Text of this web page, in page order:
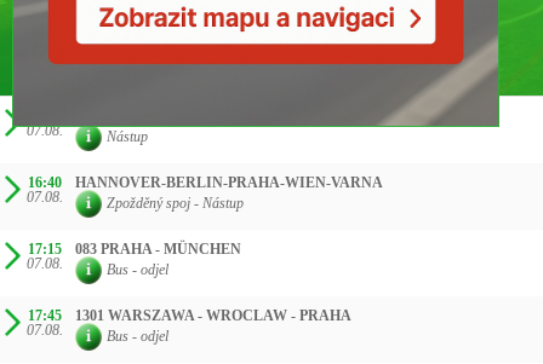
07.08.
Nástup
16:40
07.08.
HANNOVER-BERLIN-PRAHA-WIEN-VARNA
Zpožděný spoj - Nástup
17:15
07.08.
083 PRAHA - MÜNCHEN
Bus - odjel
17:45
07.08.
1301 WARSZAWA - WROCLAW - PRAHA
Bus - odjel